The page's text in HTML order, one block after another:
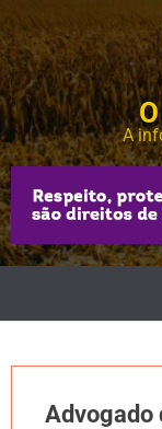
k
p
t
o
c
o
n
t
e
A
Advogado